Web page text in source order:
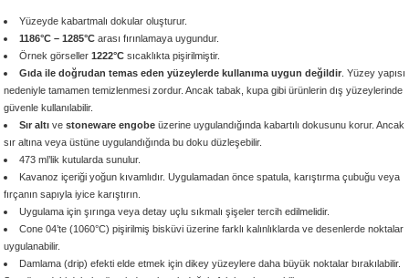
1305 °C
- 1222 °C
- 1046 °C
°C
1046 °C
Yüzeyde kabartmalı dokular oluşturur.
1186°C – 1285°Carası fırınlamaya uygundur.
Örnek görseller 1222°C sıcaklıkta pişirilmiştir.
Gıda ile doğrudan temas eden yüzeylerde kullanıma uygun değildir. Yüzey yapısı
nedeniyle tamamen temizlenmesi zordur. Ancak tabak, kupa gibi ürünlerin dış yüzeylerinde
güvenle kullanılabilir.
Sır altıve stoneware engobeüzerine uygulandığında kabartılı dokusunu korur. Ancak
sır altına veya üstüne uygulandığında bu doku düzleşebilir.
473 ml’lik kutularda sunulur.
Kavanoz içeriği yoğun kıvamlıdır. Uygulamadan önce spatula, karıştırma çubuğu veya
fırçanın sapıyla iyice karıştırın.
Uygulama için şırınga veya detay uçlu sıkmalı şişeler tercih edilmelidir.
Cone 04’te (1060°C) pişirilmiş bisküvi üzerine farklı kalınlıklarda ve desenlerde noktalar
uygulanabilir.
Damlama (drip) efekti elde etmek için dikey yüzeylere daha büyük noktalar bırakılabilir.